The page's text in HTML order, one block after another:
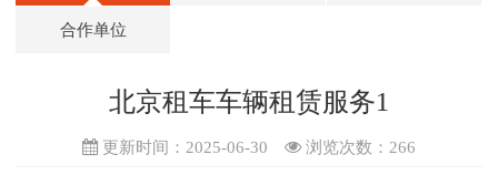
合作单位
北京租车车辆租赁服务1
更新时间：2025-06-30 浏览次数： 266
祥运汽车租赁（北京）有
限公司周琦竭诚为您服
常见问题
1.如何订车